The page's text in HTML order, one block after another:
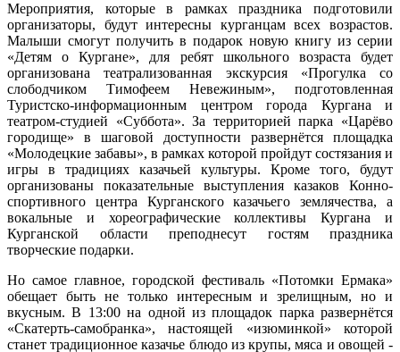
Мероприятия, которые в рамках праздника подготовили
организаторы, будут интересны курганцам всех возрастов.
Малыши смогут получить в подарок новую книгу из серии
«Детям о Кургане», для ребят школьного возраста будет
организована театрализованная экскурсия «Прогулка со
слободчиком Тимофеем Невежиным», подготовленная
Туристско-информационным центром города Кургана и
театром-студией «Суббота». За территорией парка «Царёво
городище» в шаговой доступности развернётся площадка
«Молодецкие забавы», в рамках которой пройдут состязания и
игры в традициях казачьей культуры. Кроме того, будут
организованы показательные выступления казаков Конно-
спортивного центра Курганского казачьего землячества, а
вокальные и хореографические коллективы Кургана и
Курганской области преподнесут гостям праздника
творческие подарки.
Но самое главное, городской фестиваль «Потомки Ермака»
обещает быть не только интересным и зрелищным, но и
вкусным. В 13:00 на одной из площадок парка развернётся
«Скатерть-самобранка», настоящей «изюминкой» которой
станет традиционное казачье блюдо из крупы, мяса и овощей -